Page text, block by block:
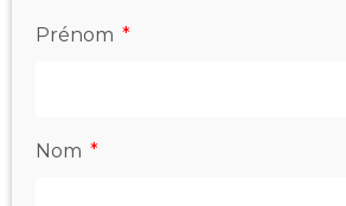
Prénom
Nom